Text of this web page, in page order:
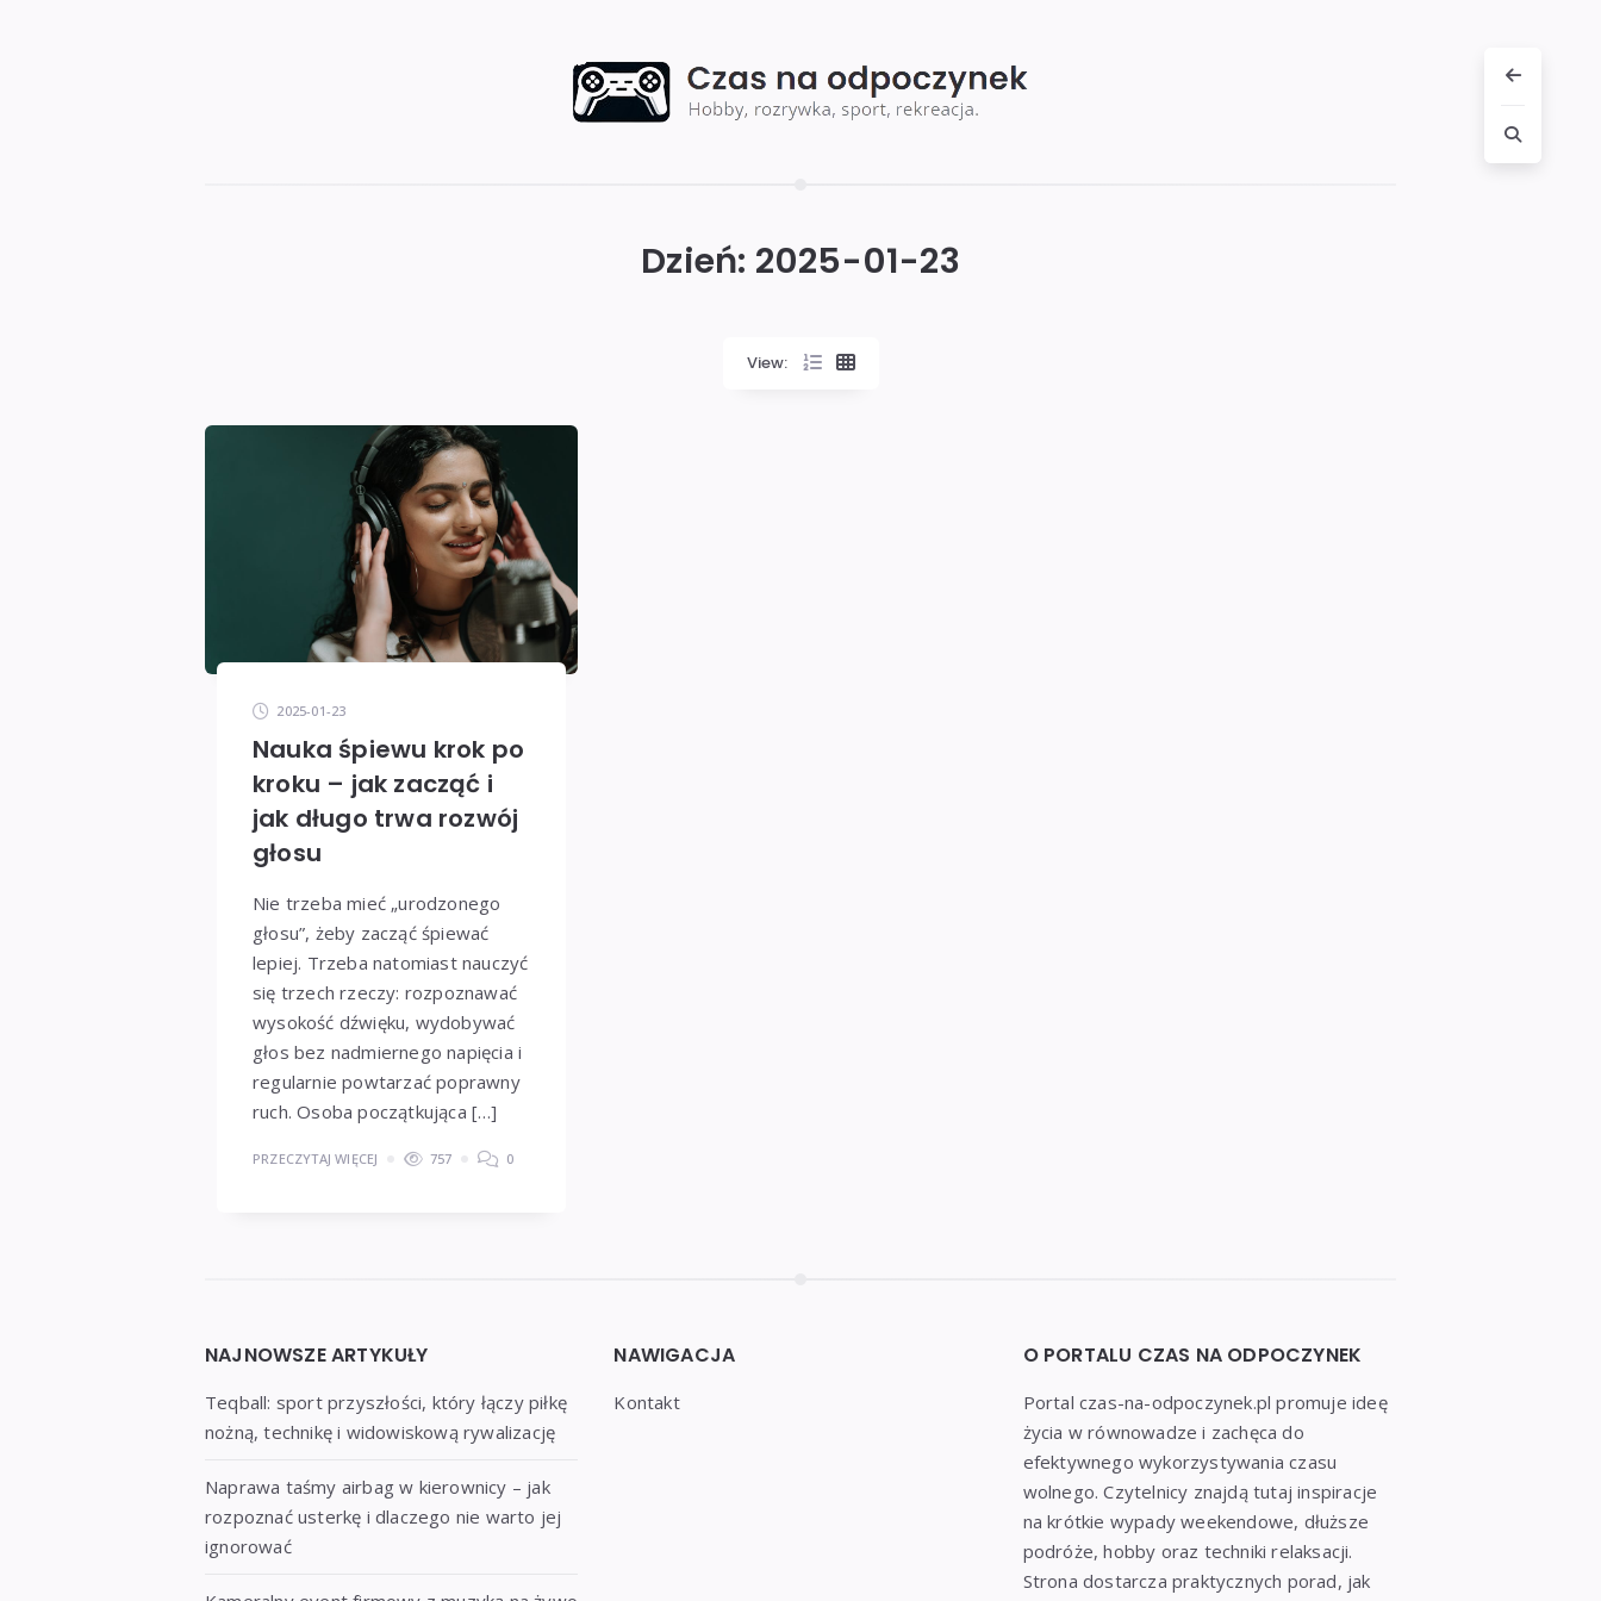
Dzień: 2025-01-23
View:
2025-01-23
Nauka śpiewu krok po
kroku – jak zacząć i
jak długo trwa rozwój
głosu
Nie trzeba mieć „urodzonego
głosu”, żeby zacząć śpiewać
lepiej. Trzeba natomiast nauczyć
się trzech rzeczy: rozpoznawać
wysokość dźwięku, wydobywać
głos bez nadmiernego napięcia i
regularnie powtarzać poprawny
ruch. Osoba początkująca […]
PRZECZYTAJ WIĘCEJ 757 0
NAJNOWSZE ARTYKUŁY
Teqball: sport przyszłości, który łączy piłkę
nożną, technikę i widowiskową rywalizację
Naprawa taśmy airbag w kierownicy – jak
rozpoznać usterkę i dlaczego nie warto jej
ignorować
NAWIGACJA
Kontakt
O PORTALU CZAS NA ODPOCZYNEK
Portal czas-na-odpoczynek.pl promuje ideę
życia w równowadze i zachęca do
efektywnego wykorzystywania czasu
wolnego. Czytelnicy znajdą tutaj inspiracje
na krótkie wypady weekendowe, dłuższe
podróże, hobby oraz techniki relaksacji.
Strona dostarcza praktycznych porad, jak